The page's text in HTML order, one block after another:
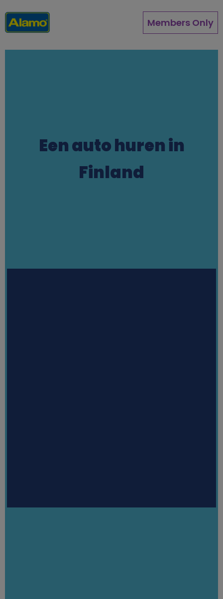
en
naar
Members Only
Een auto huren in
Finland